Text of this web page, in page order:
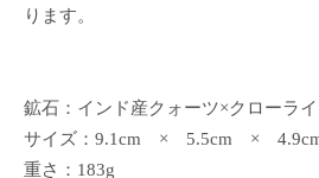
ります。
鉱石：インド産クォーツ×クローライ
サイズ：9.1cm × 5.5cm ×
重さ：183g